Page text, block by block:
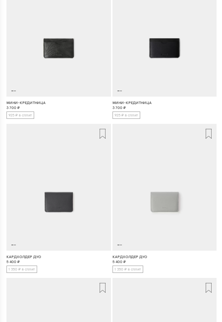
МИНИ-КРЕДИТНИЦА
3 700 ₽
925 ₽ в сплит
МИНИ-КРЕДИТНИЦА
3 700₽
925 ₽ в сплит
КАРДХОЛДЕР ДУО
5 400 ₽
1 350 ₽ в сплит
КАРДХОЛДЕР ДУО
5 400₽
1 350 ₽ в сплит